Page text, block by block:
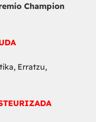
Champion
Erratzu,